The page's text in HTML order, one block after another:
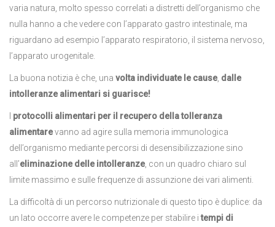
varia natura, molto spesso correlati a distretti dell’organismo che
nulla hanno a che vedere con l’apparato gastro intestinale, ma
riguardano ad esempio l’apparato respiratorio, il sistema nervoso,
l’apparato urogenitale.
La buona notizia è che, una volta individuate le cause, dalle
intolleranze alimentari si guarisce!
protocolli alimentari per il recupero della tolleranza
alimentarevanno ad agire sulla memoria immunologica
dell’organismo mediante percorsi di desensibilizzazione sino
all’eliminazione delle intolleranze, con un quadro chiaro sul
limite massimo e sulle frequenze di assunzione dei vari alimenti.
La difficoltà di un percorso nutrizionale di questo tipo è duplice: da
un lato occorre avere le competenze per stabilire itempi di